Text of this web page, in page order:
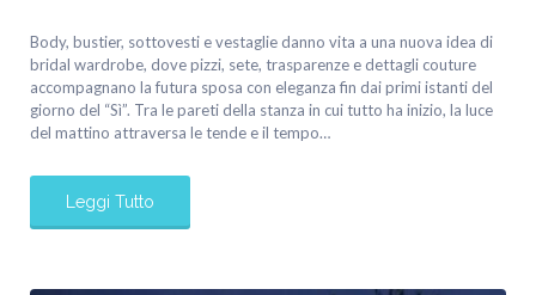
Body, bustier, sottovesti e vestaglie danno vita a una nuova idea di
bridal wardrobe, dove pizzi, sete, trasparenze e dettagli couture
accompagnano la futura sposa con eleganza fin dai primi istanti del
giorno del “Sì”. Tra le pareti della stanza in cui tutto ha inizio, la luce
del mattino attraversa le tende e il tempo…
Leggi Tutto